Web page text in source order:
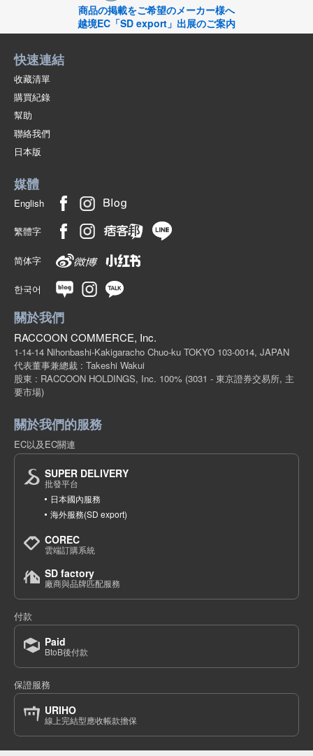
商品の掲載をご希望のメーカー様へ
越境EC「SD export」出展のご案内
快速連結
收藏清單
購買紀錄
幫助
聯絡我們
日本版
媒體
English
繁體字
简体字
한국어
關於我們
RACCOON COMMERCE, Inc.
1-14-14 Nihonbashi-Kakigaracho Chuo-ku TOKYO 103-0014, JAPAN
代表董事兼總裁 : Takeshi Wakui
股東 : RACCOON HOLDINGS, Inc. 100% (3031 - 東京證券交易所, 主
要市場)
關於我們的服務
EC以及EC關連
SUPER DELIVERY
批發平台
日本國內服務
海外服務(SD export)
COREC
雲端訂購系統
SD factory
廠商與品牌匹配服務
付款
Paid
BtoB後付款
保證服務
URIHO
線上完結型應收帳款擔保